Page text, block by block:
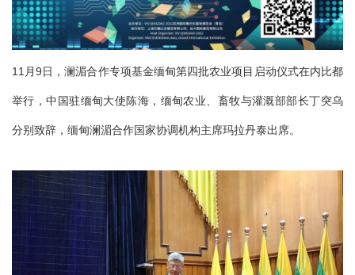
11月9日，澜湄合作专项基金缅甸第四批农业项目启动仪式在内比都
举行，中国驻缅甸大使陈海，缅甸农业、畜牧与灌溉部部长丁突乌
分别致辞，缅甸澜湄合作国家协调机构主席玛拉丹泰出席。